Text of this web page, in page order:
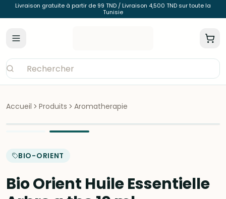
Livraison gratuite à partir de 99 TND / Livraison 4,500 TND sur toute la
Tunisie
Accueil Produits Aromatherapie
BIO-ORIENT
Bio Orient Huile Essentielle